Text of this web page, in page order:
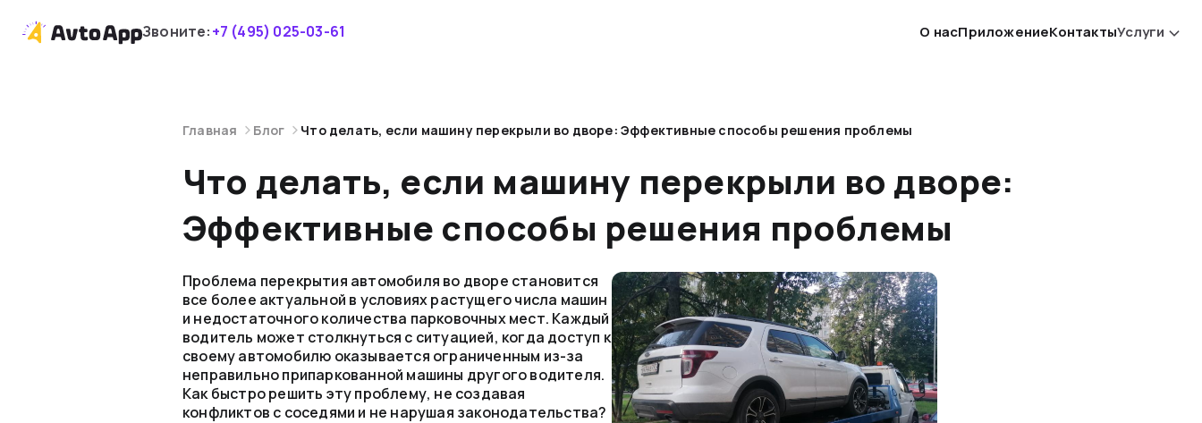
Звоните:+7 (495) 025-03-61 О насПриложениеКонтактыУслуги
Главная Блог Что делать, если машину перекрыли во дворе: Эффективные способы решения проблемы
Что делать, если машину перекрыли во дворе:
Эффективные способы решения проблемы
Проблема перекрытия автомобиля во дворе становится
все более актуальной в условиях растущего числа машин
и недостаточного количества парковочных мест. Каждый
водитель может столкнуться с ситуацией, когда доступ к
своему автомобилю оказывается ограниченным из-за
неправильно припаркованной машины другого водителя.
Как быстро решить эту проблему, не создавая
конфликтов с соседями и не нарушая законодательства?